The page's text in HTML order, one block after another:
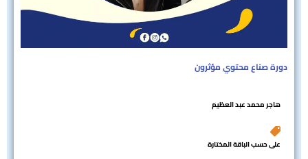
دورة صناع محتوي مؤثرون
هاجر محمد عبد العظيم
على حسب الباقة المختارة